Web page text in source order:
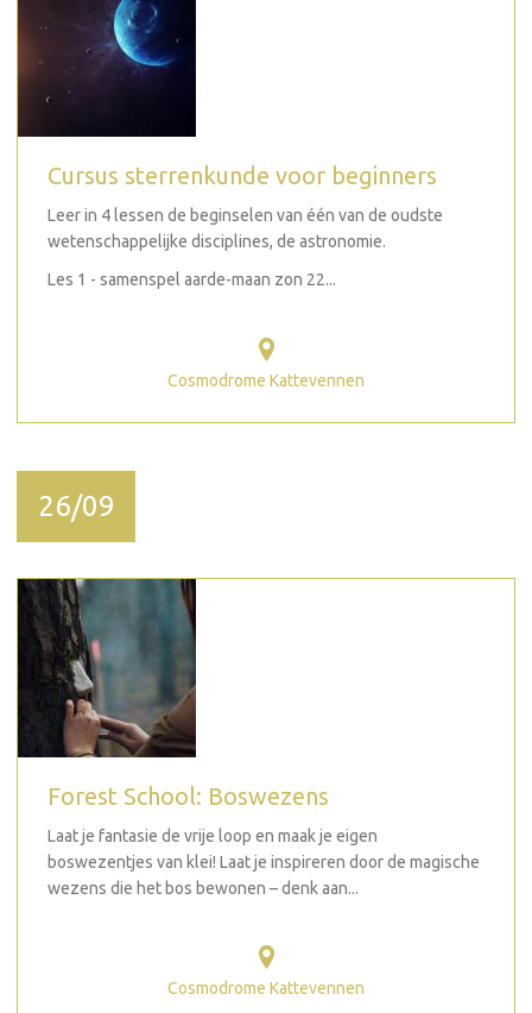
Cursus sterrenkunde voor beginners
Leer in 4 lessen de beginselen van één van de oudste
wetenschappelijke disciplines, de astronomie.
Les 1 - samenspel aarde-maan zon 22...
Cosmodrome Kattevennen
26/09
Forest School: Boswezens
Laat je fantasie de vrije loop en maak je eigen
boswezentjes van klei! Laat je inspireren door de magische
wezens die het bos bewonen – denk aan...
Cosmodrome Kattevennen